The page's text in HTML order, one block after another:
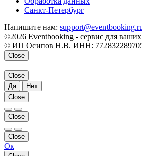
Санкт-Петербург
Напишите нам:
©2026 Eventbooking - сервис для
© ИП Осипов Н.В. ИНН:
Close
Close
Да
Нет
Close
Close
Close
Ок